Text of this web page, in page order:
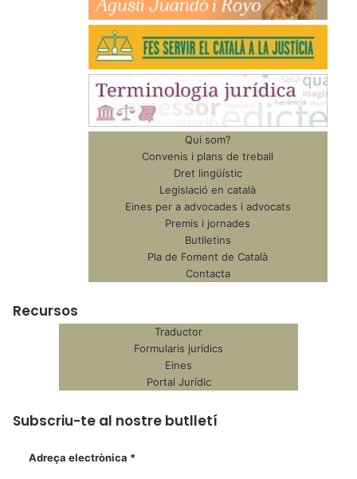
Qui som?
Convenis i plans de treball
Dret lingüístic
Legislació en català
Eines per a advocades i advocats
Premis i jornades
Butlletins
Pla de Foment de Català
Contacta
Recursos
Traductor
Formularis jurídics
Eines
Portal Jurídic
Subscriu-te al nostre butlletí
Adreça electrònica *